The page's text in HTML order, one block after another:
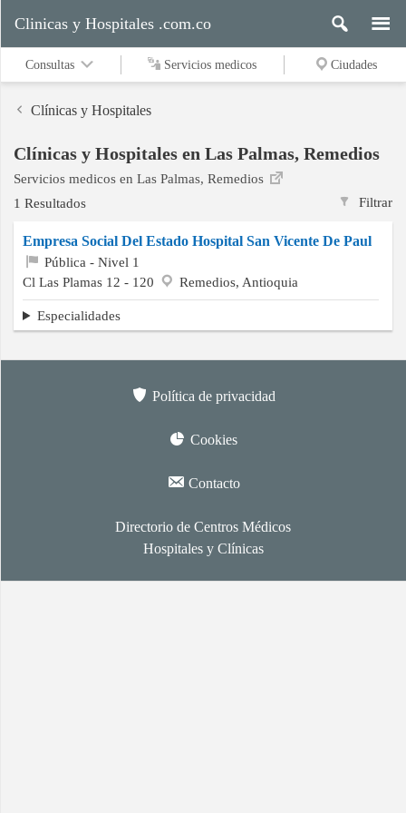
medicos
Ciudades
Buscar
Clinicas y Hospitales .com.co
Consultas Servicios medicos Ciudades
Clínicas y Hospitales
Clínicas y Hospitales en Las Palmas, Remedios
Servicios medicos en Las Palmas, Remedios
Filtrar
1 Resultados
Empresa Social Del Estado Hospital San Vicente De Paul
Pública - Nivel 1
Cl Las Plamas 12 - 120
Remedios, Antioquia
Especialidades
Política de privacidad
Cookies
Contacto
Directorio de Centros Médicos
Hospitales y Clínicas